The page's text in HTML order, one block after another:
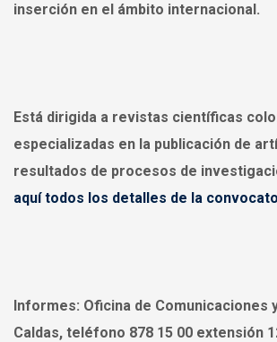
inserción en el ámbito internacional.
Está dirigida a revistas científicas
especializadas en la publicación de
resultados de procesos de
aquí todos los detalles de la
Informes: Oficina de Comunicaciones
Caldas, teléfono 878 15 00 extensión